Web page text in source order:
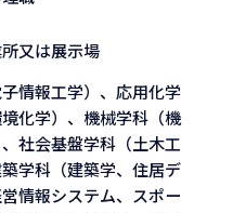
又は展示場
情報工学）、応用化学
化学）、機械学科（機
社会基盤学科（土木工
学科（建築学、住居デ
情報システム、スポー